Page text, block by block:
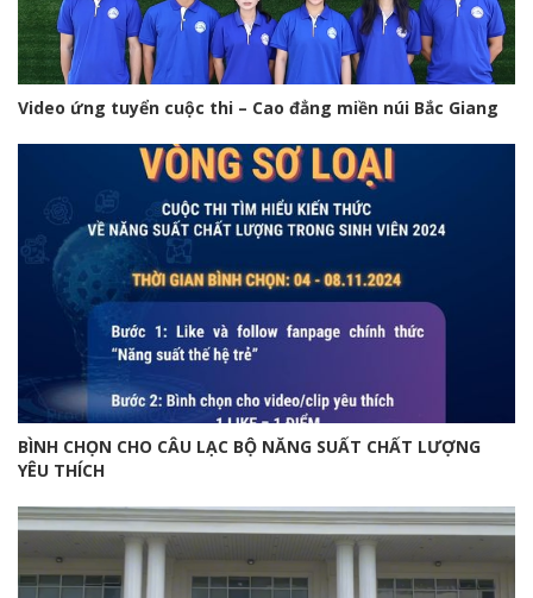
Video ứng tuyển cuộc thi – Cao đẳng miền núi Bắc Giang
BÌNH CHỌN CHO CÂU LẠC BỘ NĂNG SUẤT CHẤT LƯỢNG
YÊU THÍCH